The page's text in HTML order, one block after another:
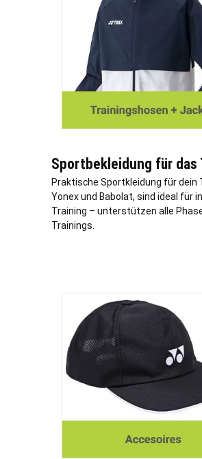
Sportbekleidung für das
Praktische Sportkleidung für dein
Yonex und Babolat, sind ideal für
Training – unterstützen alle
Trainings.